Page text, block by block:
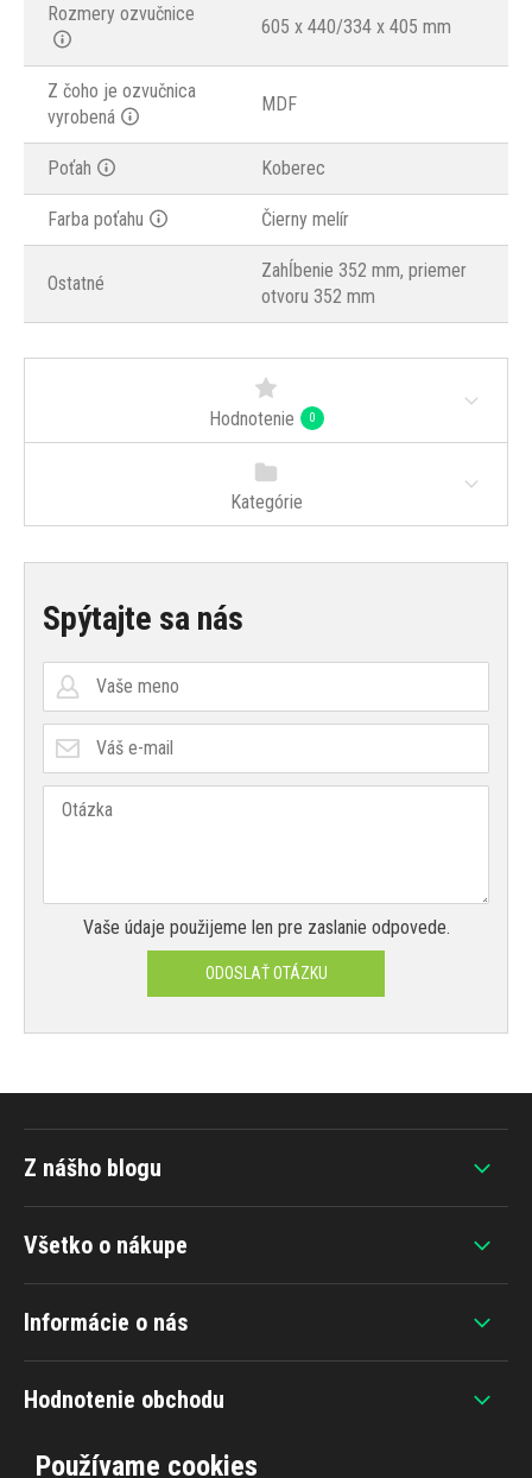
Rozmery ozvučnice
605 x 440/334 x 405 mm
Z čoho je ozvučnica
vyrobená
MDF
Poťah Koberec
Farba poťahu Čierny melír
Ostatné
Zahĺbenie 352 mm, priemer
otvoru 352 mm
Hodnotenie 0
Kategórie
Spýtajte sa nás
Vaše údaje použijeme len pre zaslanie odpovede.
ODOSLAŤ OTÁZKU
Všetko o nákupe
Informácie o nás
Hodnotenie obchodu
Z nášho blogu
Používame cookies